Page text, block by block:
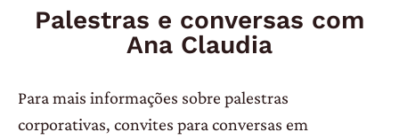
Palestras e conversas com
Ana Claudia
Para mais informações sobre palestras
corporativas, convites para conversas em